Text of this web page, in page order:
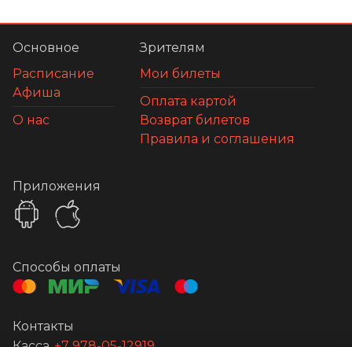
Основное
Расписание
Афиша
О нас
Зрителям
Мои билеты
Оплата картой
Возврат билетов
Правила и соглашения
Приложения
Способы оплаты
Контакты